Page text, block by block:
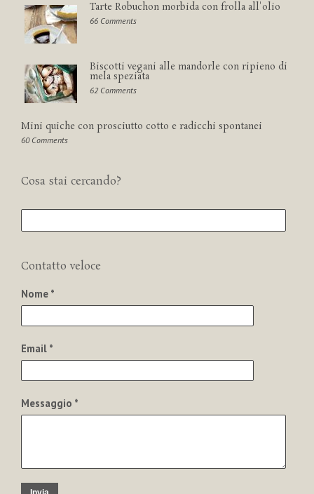
Tarte Robuchon morbida con frolla all'olio
66 Comments
Biscotti vegani alle mandorle con ripieno di
mela speziata
62 Comments
Mini quiche con prosciutto cotto e radicchi spontanei
60 Comments
Cosa stai cercando?
Contatto veloce
Nome *
Email *
Messaggio *